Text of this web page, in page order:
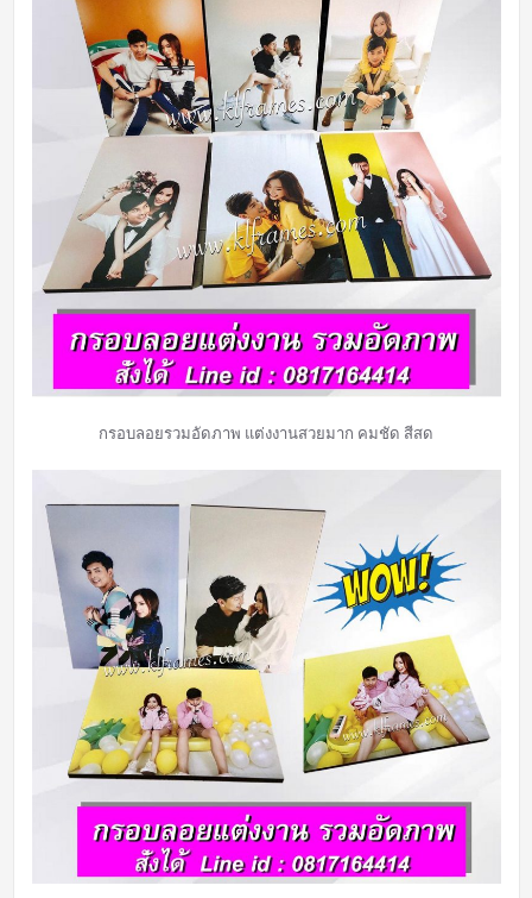
กรอบลอยรวมอัดภาพ แต่งงานสวยมาก คมชัด สีสด